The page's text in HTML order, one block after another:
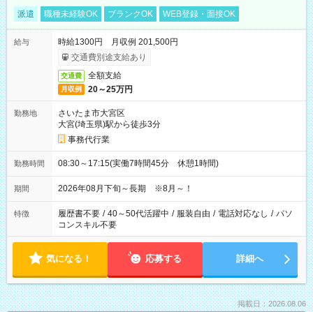
派遣 職種未経験OK ブランクOK WEB登録・面接OK
給与
時給1300円 月収例 201,500円
交通費別途支給あり
交通費 全額支給
月収例 20～25万円
勤務地
さいたま市大宮区
大宮(埼玉県)駅から徒歩3分
事務代行業
勤務時間 08:30～17:15(実働7時間45分 休憩1時間)
期間 2026年08月下旬～長期 ※8月～！
特徴 履歴書不要 / 40～50代活躍中 / 服装自由 / 電話対応なし / パソ
コンスキル不要
気になる！ 応募する 詳細へ
掲載日：2026.08.06